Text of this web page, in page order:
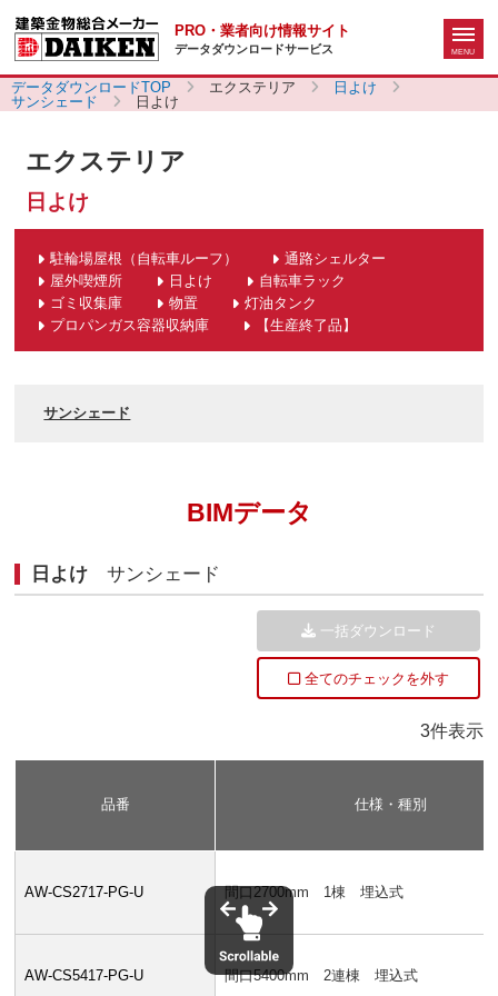
PRO・業者向け情報サイト
データダウンロードサービス
データダウンロードTOP エクステリア
日よけ
サンシェード
日よけ
エクステリア
日よけ
駐輪場屋根（自転車ルーフ）
通路シェルター
屋外喫煙所
日よけ
自転車ラック
ゴミ収集庫
物置
灯油タンク
プロパンガス容器収納庫
【生産終了品】
サンシェード
BIMデータ
日よけ サンシェード
3件表示
一括ダウンロード
全てのチェックを外す
品番 仕様・種別
AW-CS2717-PG-U 間口2700mm 1棟 埋込式
AW-CS5417-PG-U 間口5400mm 2連棟 埋込式